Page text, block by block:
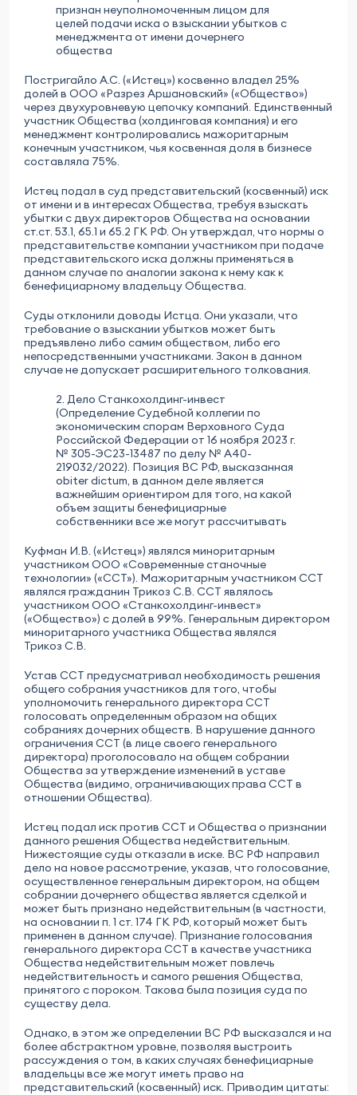
признан неуполномоченным лицом для
целей подачи иска о взыскании убытков с
менеджмента от имени дочернего
общества
Постригайло А.С. («Истец») косвенно владел 25%
долей в ООО «Разрез Аршановский» («Общество»)
через двухуровневую цепочку компаний. Единственный
участник Общества (холдинговая компания) и его
менеджмент контролировались мажоритарным
конечным участником, чья косвенная доля в бизнесе
составляла 75%.
Истец подал в суд представительский (косвенный) иск
от имени и в интересах Общества, требуя взыскать
убытки с двух директоров Общества на основании
ст.ст. 53.1, 65.1 и 65.2 ГК РФ. Он утверждал, что нормы о
представительстве компании участником при подаче
представительского иска должны применяться в
данном случае по аналогии закона к нему как к
бенефициарному владельцу Общества.
Суды отклонили доводы Истца. Они указали, что
требование о взыскании убытков может быть
предъявлено либо самим обществом, либо его
непосредственными участниками. Закон в данном
случае не допускает расширительного толкования.
2. Дело Станкохолдинг-инвест
(Определение Судебной коллегии по
экономическим спорам Верховного Суда
Российской Федерации от 16 ноября 2023 г.
№ 305-ЭС23-13487 по делу № А40-
219032/2022). Позиция ВС РФ, высказанная
obiter dictum, в данном деле является
важнейшим ориентиром для того, на какой
объем защиты бенефициарные
собственники все же могут рассчитывать
Куфман И.В. («Истец») являлся миноритарным
участником ООО «Современные станочные
технологии» («ССТ»). Мажоритарным участником ССТ
являлся гражданин Трикоз С.В. ССТ являлось
участником ООО «Станкохолдинг-инвест»
(«Общество») с долей в 99%. Генеральным директором
миноритарного участника Общества являлся
Трикоз С.В.
Устав ССТ предусматривал необходимость решения
общего собрания участников для того, чтобы
уполномочить генерального директора ССТ
голосовать определенным образом на общих
собраниях дочерних обществ. В нарушение данного
ограничения ССТ (в лице своего генерального
директора) проголосовало на общем собрании
Общества за утверждение изменений в уставе
Общества (видимо, ограничивающих права ССТ в
отношении Общества).
Истец подал иск против ССТ и Общества о признании
данного решения Общества недействительным.
Нижестоящие суды отказали в иске. ВС РФ направил
дело на новое рассмотрение, указав, что голосование,
осуществленное генеральным директором, на общем
собрании дочернего общества является сделкой и
может быть признано недействительным (в частности,
на основании п. 1 ст. 174 ГК РФ, который может быть
применен в данном случае). Признание голосования
генерального директора ССТ в качестве участника
Общества недействительным может повлечь
недействительность и самого решения Общества,
принятого с пороком. Такова была позиция суда по
существу дела.
Однако, в этом же определении ВС РФ высказался и на
более абстрактном уровне, позволяя выстроить
рассуждения о том, в каких случаях бенефициарные
владельцы все же могут иметь право на
представительский (косвенный) иск. Приводим цитаты: